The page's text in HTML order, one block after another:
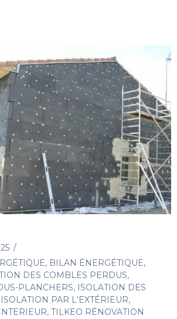
, BILAN ÉNERGÉTIQUE,
DES COMBLES PERDUS,
PLANCHERS, ISOLATION DES
ISOLATION PAR L'EXTÉRIEUR,
, TILKEO RÉNOVATION